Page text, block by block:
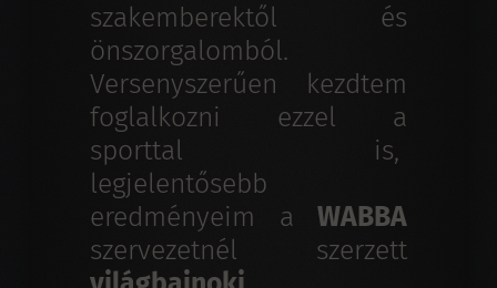
szakemberektől és
önszorgalomból.
Versenyszerűen kezdtem
foglalkozni ezzel a
sporttal is,
legjelentősebb
eredményeim aWABBA
szervezetnél szerzett